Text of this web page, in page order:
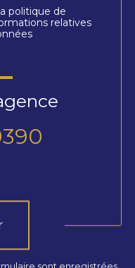
politique de
relatives